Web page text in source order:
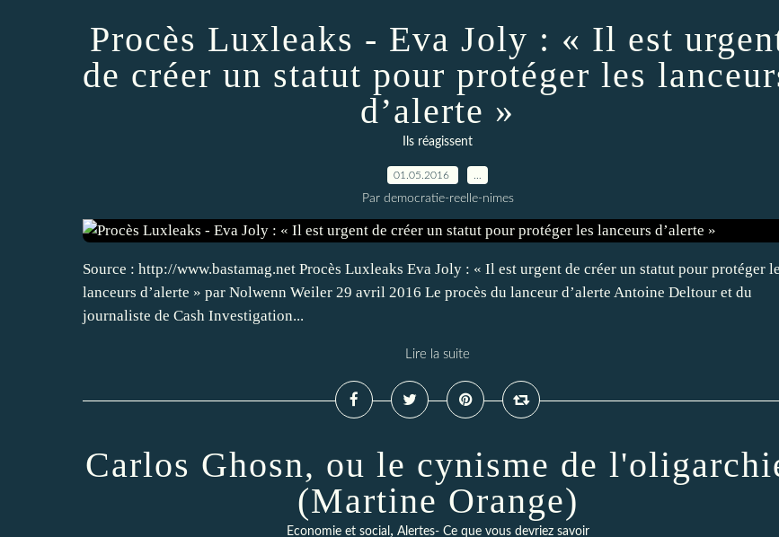
Procès Luxleaks - Eva Joly : « Il est
de créer un statut pour protéger les
d’alerte »
Ils réagissent
01.05.2016
Par democratie-reelle-nimes
Source : http://www.bastamag.net Procès Luxleaks Eva Joly : « Il est urgent de créer un statut pour protéger
lanceurs d’alerte » par Nolwenn Weiler 29 avril 2016 Le procès du lanceur d’alerte Antoine Deltour et du
journaliste de Cash Investigation...
Lire la suite
Carlos Ghosn, ou le cynisme de
(Martine Orange)
Economie et social , Alertes- Ce que vous devriez savoir